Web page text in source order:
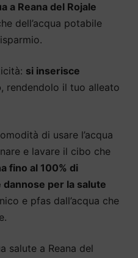
a Reana del Rojale
dell’acqua potabile
si inserisce
, rendendolo il tuo alleato
di usare l’acqua
e lavare il cibo che
fino al 100% di
per la salute
e pfas dall’acqua che
salute a Reana del